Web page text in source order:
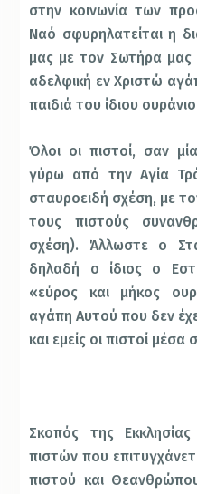
στην κοινωνία των
Ναό σφυρηλατείται η
μας με τον Σωτήρα μας
αδελφική εν Χριστώ
παιδιά του ίδιου
Όλοι οι πιστοί, σαν
γύρω από την Αγία
σταυροειδή σχέση, με
τους πιστούς
σχέση). Άλλωστε ο
δηλαδή ο ίδιος ο
«εύρος και μήκος
αγάπη Αυτού που δεν
και εμείς οι πιστοί μέσα
Σκοπός της
πιστών που
πιστού και